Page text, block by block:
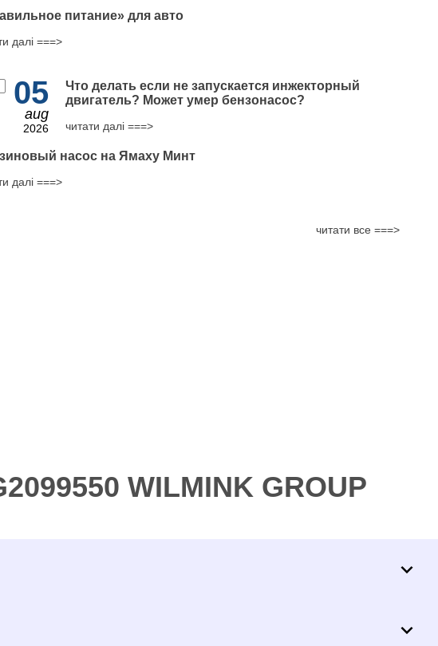
питание» для авто
далі ===>
05
aug
2026
Что делать если не запускается инжекторный
двигатель? Может умер бензонасос?
читати далі ===>
насос на Ямаху Минт
далі ===>
читати все ===>
WILMINK GROUP